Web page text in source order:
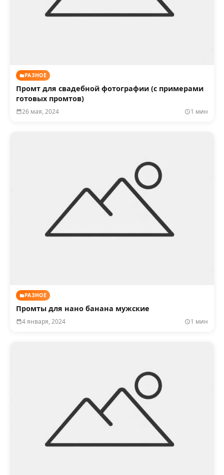
РАЗНОЕ
Промт для свадебной фотографии (с примерами
готовых промтов)
26 мая, 2024 1 мин
РАЗНОЕ
Промты для нано банана мужские
4 января, 2024 1 мин